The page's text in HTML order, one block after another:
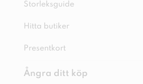
Storleksguide
Hitta butiker
Presentkort
Ångra ditt köp